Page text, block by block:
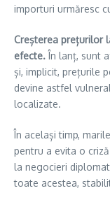
importuri urmăresc
Creșterea prețurilor
efecte.În lanț, sunt
și, implicit, prețurile
devine astfel
localizate.
În același timp,
pentru a evita o
la negocieri
toate acestea,